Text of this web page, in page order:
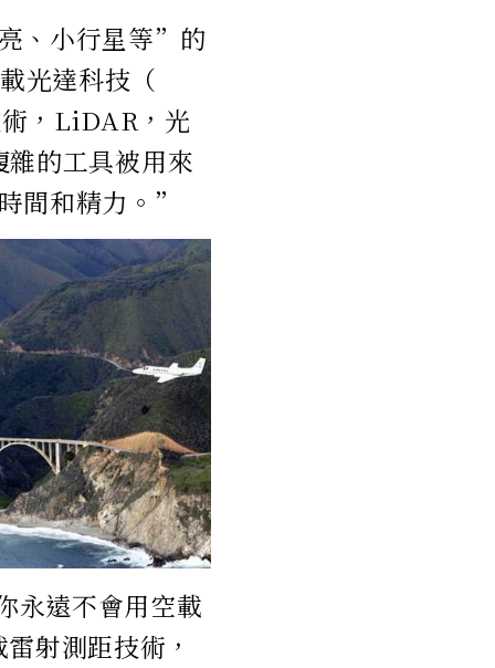
、小行星等”的
光達科技（
，LiDAR，光
的工具被用來
間和精力。”
遠不會用空載
射測距技術，